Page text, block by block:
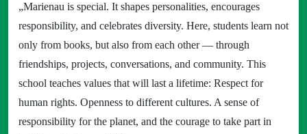
„Marienau is special. It shapes personalities, encourages
responsibility, and celebrates diversity. Here, students learn not
only from books, but also from each other — through
friendships, projects, conversations, and community. This
school teaches values that will last a lifetime: Respect for
human rights. Openness to different cultures. A sense of
responsibility for the planet, and the courage to take part in